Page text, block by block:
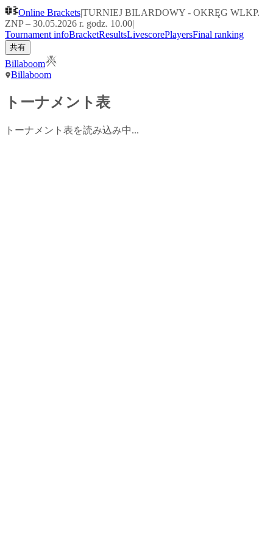
Online Brackets|TURNIEJ BILARDOWY - OKRĘG WLKP.
ZNP – 30.05.2026 r. godz. 10.00|
Tournament infoBracketResultsLivescorePlayersFinal ranking
共有
Billaboom
Billaboom
トーナメント表
トーナメント表を読み込み中...